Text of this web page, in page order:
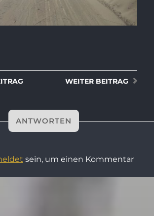
WEITER BEITRAG
ANTWORTEN
sein, um einen Kommentar